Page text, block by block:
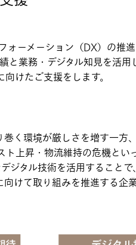
ォーメーション（DX）の推
と業務・デジタル知見を活用
けたご支援をします。
く環境が厳しさを増す一方
上昇・物流維持の危機とい
ジタル技術を活用すること
けて取り組みを推進する企